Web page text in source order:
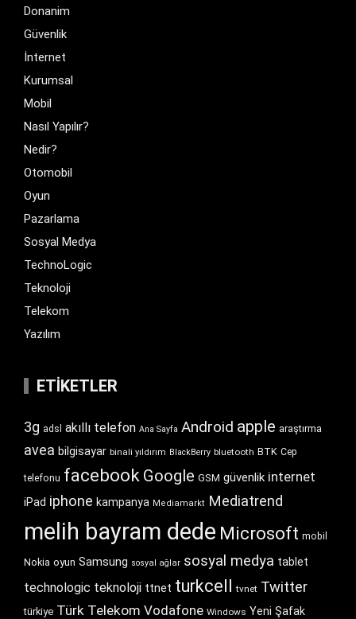
Donanim
Güvenlik
İnternet
Kurumsal
Mobil
Nasıl Yapılır?
Nedir?
Otomobil
Oyun
Pazarlama
Sosyal Medya
TechnoLogic
Teknoloji
Telekom
Yazılım
ETIKETLER
3g adsl akıllı telefon Ana Sayfa Android apple araştırma
avea bilgisayar binali yıldırım BlackBerry bluetooth BTK Cep
telefonu facebook Google GSM güvenlik internet
iPad iphone kampanya Mediamarkt Mediatrend
melih bayram dede Microsoft mobil
Nokia oyun Samsung sosyal ağlar sosyal medya tablet
technologic teknoloji ttnet turkcell tvnet Twitter
türkiye Türk Telekom Vodafone Windows Yeni Şafak